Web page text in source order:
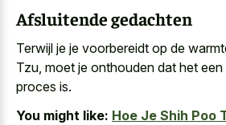
Afsluitende gedachten
Terwijl je je voorbereidt op de
Tzu, moet je onthouden dat het
proces is.
You might like: Hoe Je Shih Poo